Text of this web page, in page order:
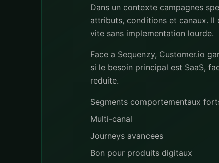
Dans un contexte campagnes
attributs, conditions et canaux.
vite sans implementation lourde.
Face a Sequenzy, Customer.io
si le besoin principal est SaaS,
reduite.
Segments comportementaux
Multi-canal
Journeys avancees
Bon pour produits digitaux